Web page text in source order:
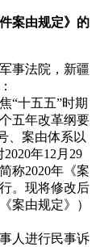
案由规定》的
事法院，新疆
十五五”时期
五年改革纲要
、案由体系以
年12月29
称2020年《案
。现将修改后
案由规定》）
人进行民事诉